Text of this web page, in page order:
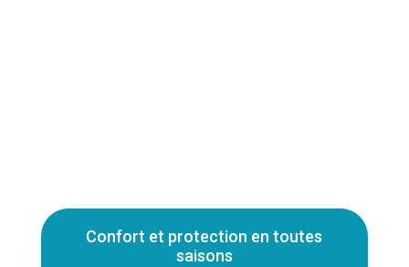
Confort et protection en toutes
saisons